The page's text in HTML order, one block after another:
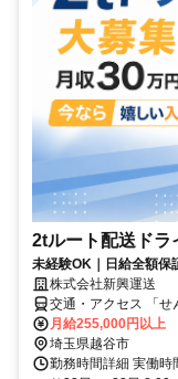
2tルート配送ドラ
未経験OK｜日給全額保
株式会社新興運送
交通・アクセス 「せ
月給255,000円以上
埼玉県越谷市
勤務時間詳細 実働時